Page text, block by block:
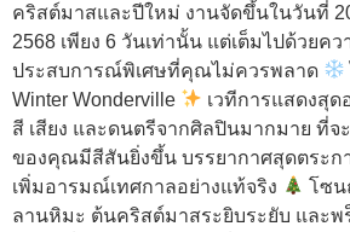
คริสต์มาสและปีใหม่ งานจัดขึ้นในวันที่
2568 เพียง 6 วันเท่านั้น แต่เต็มไปด้วยค
ประสบการณ์พิเศษที่คุณไม่ควรพลาด
Winter Wonderville
เวทีการแสดงสุด
สี เสียง และดนตรีจากศิลปินมากมาย ที่
ของคุณมีสีสันยิ่งขึ้น บรรยากาศสุดตระก
เพิ่มอารมณ์เทศกาลอย่างแท้จริง
โซน
ลานหิมะ ต้นคริสต์มาสระยิบระยับ และพ